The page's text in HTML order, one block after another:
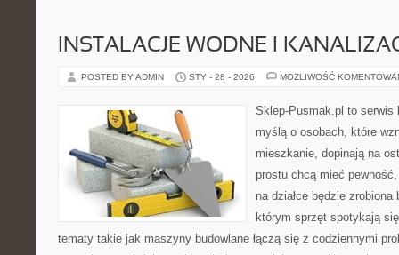
INSTALACJE WODNE I
POSTED BY ADMIN STY - 28 - 2026 MOŻLIWOŚĆ
Sklep-Pusmak.pl to serwis
myślą o osobach, które
mieszkanie, dopinają na
prostu chcą mieć
na działce będzie
którym sprzęt spotykają
tematy takie jak maszyny budowlane łączą się z codziennymi